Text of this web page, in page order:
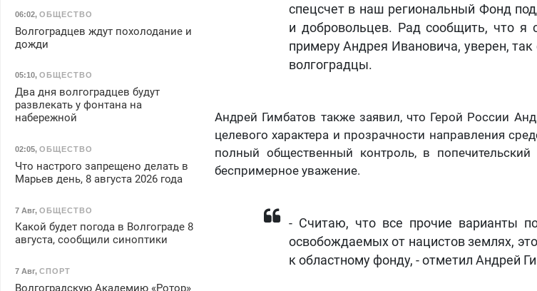
спецсчет в наш региональный Фонд
и добровольцев. Рад сообщить, что я
примеру Андрея Ивановича, уверен,
волгоградцы.
Андрей Гимбатов также заявил, что Герой России
целевого характера и прозрачности направления
полный общественный контроль, в
беспримерное уважение.
- Считаю, что все прочие варианты
освобождаемых от нацистов землях,
к областному фонду, - отметил Андрей
06:02, ОБЩЕСТВО
Волгоградцев ждут похолодание и
дожди
05:10, ОБЩЕСТВО
Два дня волгоградцев будут
развлекать у фонтана на
набережной
02:05, ОБЩЕСТВО
Что настрого запрещено делать в
Марьев день, 8 августа 2026 года
7 Авг, ОБЩЕСТВО
Какой будет погода в Волгограде 8
августа, сообщили синоптики
7 Авг, СПОРТ
Волгоградскую Академию «Ротор»